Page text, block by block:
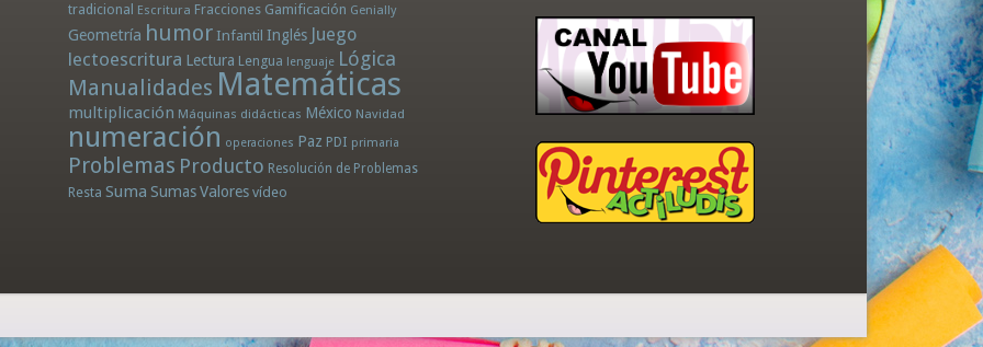
tradicional Escritura Fracciones Gamificación Genially
Geometría humor Infantil Inglés Juego
lectoescritura Lectura Lengua lenguaje Lógica
Manualidades Matemáticas
multiplicación Máquinas didácticas México Navidad
numeración operaciones Paz PDI primaria
Problemas Producto Resolución de Problemas
Resta Suma SumasValores vídeo